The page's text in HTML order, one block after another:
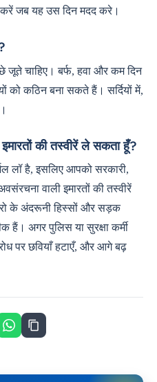
जब यह उस दिन मदद करे।
चाहिए। बर्फ, हवा और कम दिन
को कठिन बना सकते हैं। सर्दियों में,
की तस्वीरें ले सकता हूँ?
लॉ है, इसलिए आपको सरकारी,
वाली इमारतों की तस्वीरें
के अंदरूनी हिस्सों और सड़क
हैं। अगर पुलिस या सुरक्षा कर्मी
पर छवियाँ हटाएँ, और आगे बढ़